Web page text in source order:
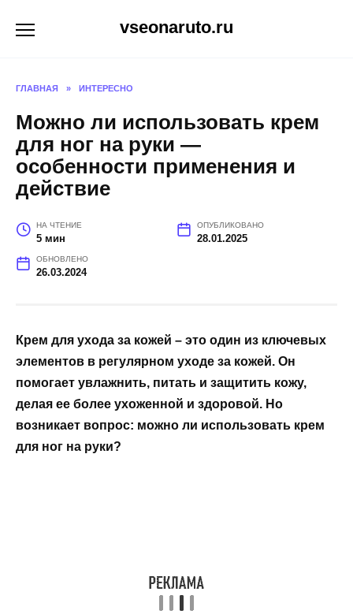
vseonaruto.ru
ГЛАВНАЯ » ИНТЕРЕСНО
Можно ли использовать крем
для ног на руки —
особенности применения и
действие
НА ЧТЕНИЕ
5 мин
ОПУБЛИКОВАНО
28.01.2025
ОБНОВЛЕНО
26.03.2024
Крем для ухода за кожей – это один из ключевых
элементов в регулярном уходе за кожей. Он
помогает увлажнить, питать и защитить кожу,
делая ее более ухоженной и здоровой. Но
возникает вопрос: можно ли использовать крем
для ног на руки?